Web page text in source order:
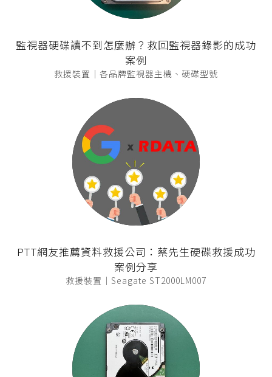
監視器硬碟讀不到怎麼辦？救回監視器錄影的成功
案例
救援裝置｜各品牌監視器主機、硬碟型號
PTT網友推薦資料救援公司：蔡先生硬碟救援成功
案例分享
救援裝置｜Seagate ST2000LM007